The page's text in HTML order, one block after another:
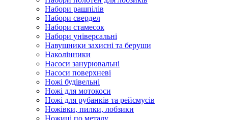
Набори рашпілів
Набори свердел
Набори стамесок
Набори універсальні
Навушники захисні та беруши
Наколінники
Насоси занурювальні
Насоси поверхневі
Ножі будівельні
Ножі для мотокоси
Ножі для рубанків та рейсмусів
Ножівки, пилки, лобзики
Ножиці по металу